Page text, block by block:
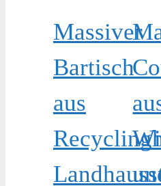
Massiver
Bartisch
aus